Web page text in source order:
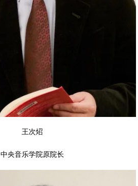
王次炤
中央音乐学院原院长